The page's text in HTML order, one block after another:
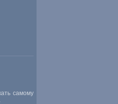
самому